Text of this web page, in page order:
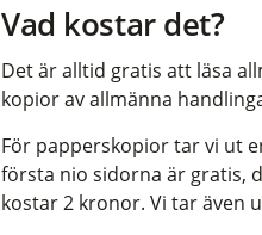
Vad kostar det?
Det är alltid gratis att läsa
kopior av allmänna
För papperskopior tar vi ut
första nio sidorna är gratis,
kostar 2 kronor. Vi tar även